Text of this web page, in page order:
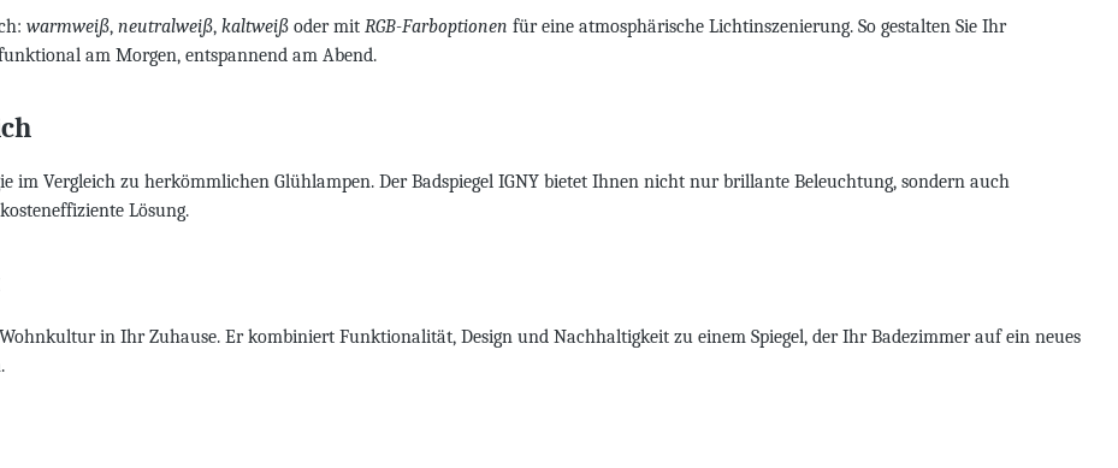
warmweiß, neutralweiß, kaltweiß oder mit RGB-Farboptionen für eine atmosphärische Lichtinszenierung. So gestalten Sie Ihr
am Morgen, entspannend am Abend.
im Vergleich zu herkömmlichen Glühlampen. Der Badspiegel IGNY bietet Ihnen nicht nur brillante Beleuchtung, sondern auch
Lösung.
in Ihr Zuhause. Er kombiniert Funktionalität, Design und Nachhaltigkeit zu einem Spiegel, der Ihr Badezimmer auf ein neues